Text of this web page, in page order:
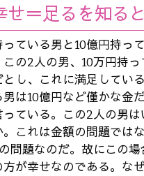
せ＝足るを知る
ている男と10億円持っ
の2人の男、10万円持っ
とし、これに満足してい
は10億円など僅かな金
ている。この2人の男は
これは金額の問題では
問題なのだ。故にこの場
が幸せなのである。な